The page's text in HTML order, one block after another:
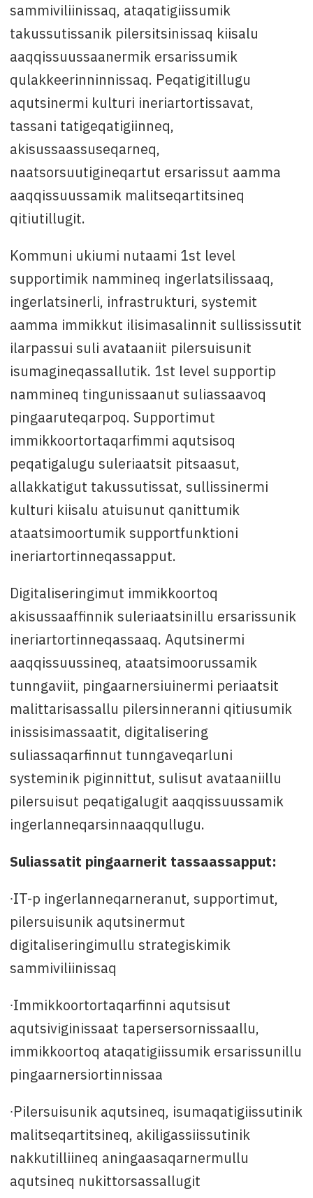
sammiviliinissaq, ataqatigiissumik
takussutissanik pilersitsinissaq kiisalu
aaqqissuussaanermik ersarissumik
qulakkeerinninnissaq. Peqatigitillugu
aqutsinermi kulturi ineriartortissavat,
tassani tatigeqatigiinneq,
akisussaassuseqarneq,
naatsorsuutigineqartut ersarissut aamma
aaqqissuussamik malitseqartitsineq
qitiutillugit.
Kommuni ukiumi nutaami 1st level
supportimik nammineq ingerlatsilissaaq,
ingerlatsinerli, infrastrukturi, systemit
aamma immikkut ilisimasalinnit sullississutit
ilarpassui suli avataaniit pilersuisunit
isumagineqassallutik. 1st level supportip
nammineq tingunissaanut suliassaavoq
pingaaruteqarpoq. Supportimut
immikkoortortaqarfimmi aqutsisoq
peqatigalugu suleriaatsit pitsaasut,
allakkatigut takussutissat, sullissinermi
kulturi kiisalu atuisunut qanittumik
ataatsimoortumik supportfunktioni
ineriartortinneqassapput.
Digitaliseringimut immikkoortoq
akisussaaffinnik suleriaatsinillu ersarissunik
ineriartortinneqassaaq. Aqutsinermi
aaqqissuussineq, ataatsimoorussamik
tunngaviit, pingaarnersiuinermi periaatsit
malittarisassallu pilersinneranni qitiusumik
inissisimassaatit, digitalisering
suliassaqarfinnut tunngaveqarluni
systeminik piginnittut, sulisut avataaniillu
pilersuisut peqatigalugit aaqqissuussamik
ingerlanneqarsinnaaqqullugu.
Suliassatit pingaarnerit tassaassapput:
∙IT-p ingerlanneqarneranut, supportimut,
pilersuisunik aqutsinermut
digitaliseringimullu strategiskimik
sammiviliinissaq
∙Immikkoortortaqarfinni aqutsisut
aqutsiviginissaat tapersersornissaallu,
immikkoortoq ataqatigiissumik ersarissunillu
pingaarnersiortinnissaa
∙Pilersuisunik aqutsineq, isumaqatigiissutinik
malitseqartitsineq, akiligassiissutinik
nakkutilliineq aningaasaqarnermullu
aqutsineq nukittorsassallugit